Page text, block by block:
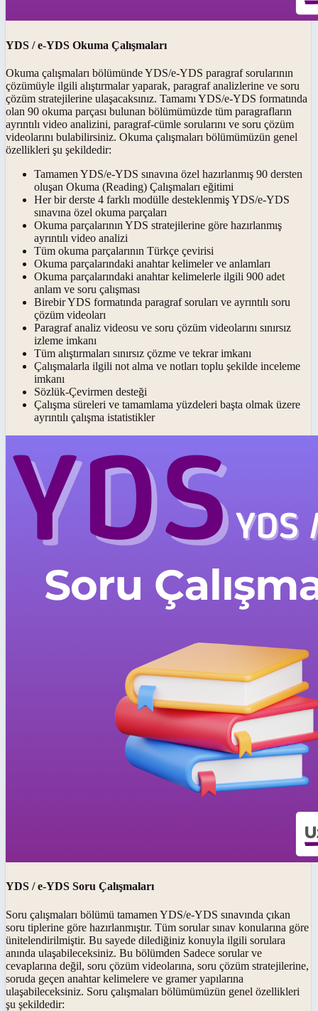
YDS / e-YDS Okuma Çalışmaları
Okuma çalışmaları bölümünde YDS/e-YDS paragraf sorularının
çözümüyle ilgili alıştırmalar yaparak, paragraf analizlerine ve soru
çözüm stratejilerine ulaşacaksınız. Tamamı YDS/e-YDS formatında
olan 90 okuma parçası bulunan bölümümüzde tüm paragrafların
ayrıntılı video analizini, paragraf-cümle sorularını ve soru çözüm
videolarını bulabilirsiniz. Okuma çalışmaları bölümümüzün genel
özellikleri şu şekildedir:
Tamamen YDS/e-YDS sınavına özel hazırlanmış 90 dersten
oluşan Okuma (Reading) Çalışmaları eğitimi
Her bir derste 4 farklı modülle desteklenmiş YDS/e-YDS
sınavına özel okuma parçaları
Okuma parçalarının YDS stratejilerine göre hazırlanmış
ayrıntılı video analizi
Tüm okuma parçalarının Türkçe çevirisi
Okuma parçalarındaki anahtar kelimeler ve anlamları
Okuma parçalarındaki anahtar kelimelerle ilgili 900 adet
anlam ve soru çalışması
Birebir YDS formatında paragraf soruları ve ayrıntılı soru
çözüm videoları
Paragraf analiz videosu ve soru çözüm videolarını sınırsız
izleme imkanı
Tüm alıştırmaları sınırsız çözme ve tekrar imkanı
Çalışmalarla ilgili not alma ve notları toplu şekilde inceleme
imkanı
Sözlük-Çevirmen desteği
Çalışma süreleri ve tamamlama yüzdeleri başta olmak üzere
ayrıntılı çalışma istatistikler
YDS / e-YDS Soru Çalışmaları
Soru çalışmaları bölümü tamamen YDS/e-YDS sınavında çıkan
soru tiplerine göre hazırlanmıştır. Tüm sorular sınav konularına göre
ünitelendirilmiştir. Bu sayede dilediğiniz konuyla ilgili sorulara
anında ulaşabileceksiniz. Bu bölümden Sadece sorular ve
cevaplarına değil, soru çözüm videolarına, soru çözüm stratejilerine,
soruda geçen anahtar kelimelere ve gramer yapılarına
ulaşabileceksiniz. Soru çalışmaları bölümümüzün genel özellikleri
şu şekildedir: